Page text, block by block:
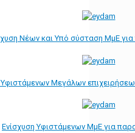
Νέων και Υπό σύσταση ΜμΕ
Υφιστάμενων Μεγάλων
Ενίσχυση Υφιστάμενων ΜμΕ για